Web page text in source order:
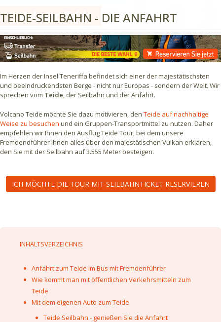
TEIDE-SEILBAHN - DIE ANFAHRT
Im Herzen der Insel Teneriffa befindet sich einer der majestätischsten
und beeindruckendsten Berge - nicht nur Europas - sondern der Welt. Wir
sprechen vom Teide, der Seilbahn und der Anfahrt.
Volcano Teide möchte Sie dazu motivieren, den Teide auf nachhaltige
Weise zu besuchen und ein Gruppen-Transportmittel zu nutzen. Daher
empfehlen wir Ihnen den Ausflug Teide Tour, bei dem unsere
Fremdendführer Ihnen alles über den majestätischen Vulkan erklären,
den Sie mit der Seilbahn auf 3.555 Meter besteigen.
ICH MÖCHTE DIE TOUR MIT SEILBAHNTICKET RESERVIEREN
INHALTSVERZEICHNIS
Anfahrt zum Teide im Bus mit Fremdenführer
Wie kommt man mit öffentlichen Verkehrsmitteln zum
Teide
Mit dem eigenen Auto zum Teide
Teide Seilbahn - genießen Sie die Anfahrt